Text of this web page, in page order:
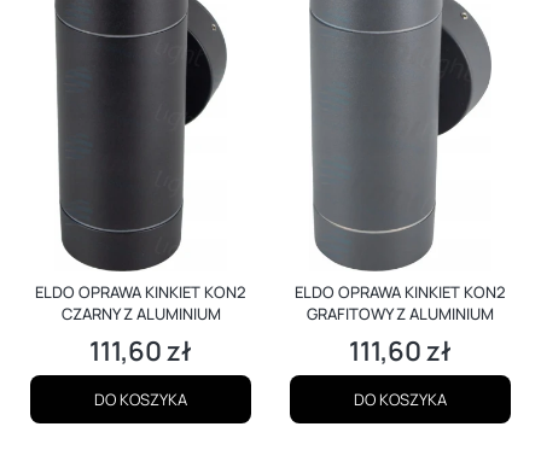
ELDO OPRAWA KINKIET KON2
CZARNY Z ALUMINIUM
Cena
111,60 zł
DO KOSZYKA
ELDO OPRAWA KINKIET KON2
GRAFITOWY Z ALUMINIUM
Cena
111,60 zł
DO KOSZYKA